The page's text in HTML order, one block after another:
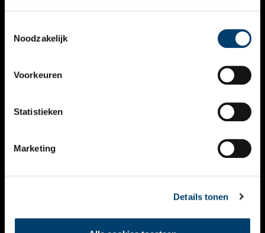
Noodzakelijk
Voorkeuren
Statistieken
Marketing
Details tonen
VERHALEN
KALENDER
THEMA’S
VIDEO’S
CONTACT